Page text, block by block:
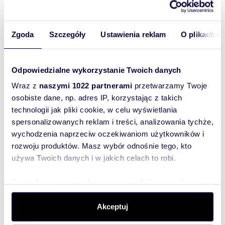
Zgoda Szczegóły Ustawienia reklam O plikach
Odpowiedzialne wykorzystanie Twoich danych
Wraz z naszymi 1022 partnerami przetwarzamy Twoje
osobiste dane, np. adres IP, korzystając z takich
technologii jak pliki cookie, w celu wyświetlania
spersonalizowanych reklam i treści, analizowania tychże,
wychodzenia naprzeciw oczekiwaniom użytkowników i
rozwoju produktów. Masz wybór odnośnie tego, kto
używa Twoich danych i w jakich celach to robi.
dane są przetwarzane oraz ustaw własne preferencje w
. W Deklaracji plików cookie możesz
zmienić lub wycofać swoją zgodę w dowolnej chwili.
Akceptuj
dobrze skomunikowanego miejsca do życia.
Klaudia Przybylska Grupa Simple
578 pokaż telefon
Simple Dom - Najem i Zarządzanie jest
profesjonalną agencją Nieruchomości i
zapewnia najwyższy poziom bezpieczeństwa
transakcji.
Pobieramy wynagrodzenie w formie prowizji za
świadczoną usługę pośrednictwa.
Zawarte powyżej informacje mają charakter
przepisów prawa. W grupasimple.pl Sp. z o.o.
ofertach były aktualne i rzetelne. Informacje
dotyczące ofert pochodzą z oświadczeń
Interesują mnie
podobne oferty
informacje o
promocjach i
usługach.